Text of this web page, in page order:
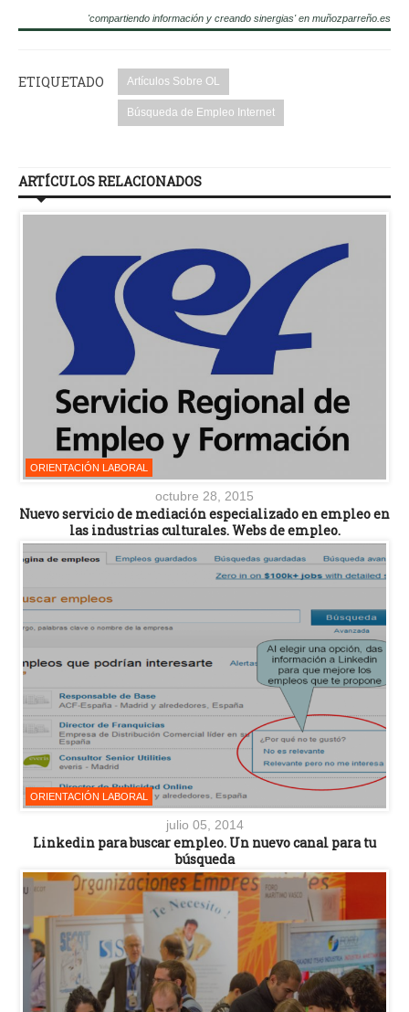
'compartiendo información y creando sinergias' en muñozparreño.es
ETIQUETADO Artículos Sobre OL
Búsqueda de Empleo Internet
ARTÍCULOS RELACIONADOS
ORIENTACIÓN LABORAL
octubre 28, 2015
Nuevo servicio de mediación especializado en empleo en
las industrias culturales. Webs de empleo.
ORIENTACIÓN LABORAL
julio 05, 2014
Linkedin para buscar empleo. Un nuevo canal para tu
búsqueda